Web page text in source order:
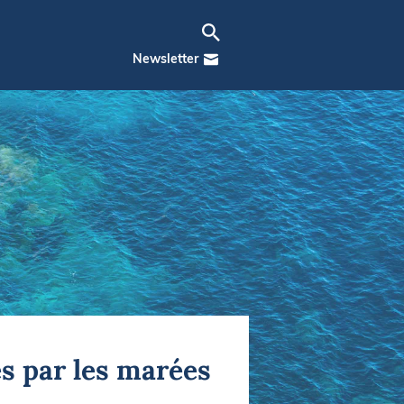
Newsletter
par les marées